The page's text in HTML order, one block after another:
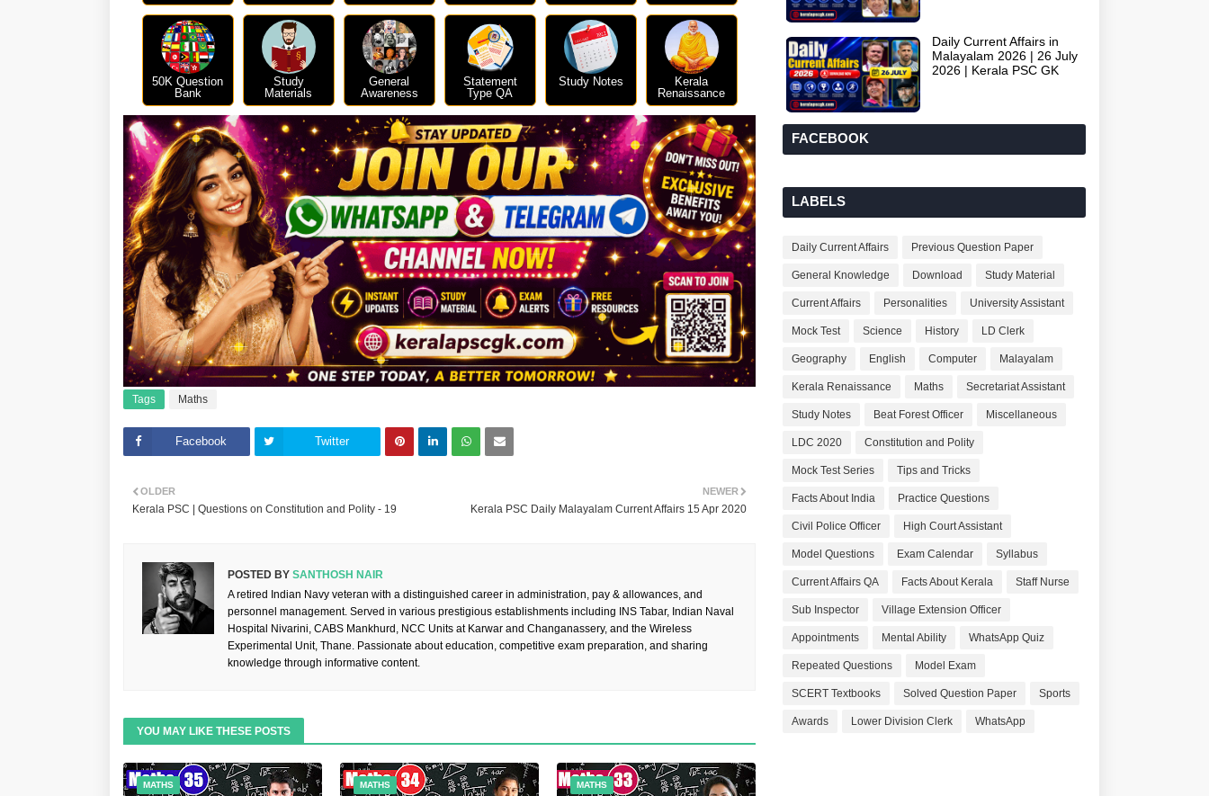
50K Question
Bank
Study
Materials
General
Awareness
Statement
Type QA
Study Notes
Kerala
Renaissance
Tags Maths
Facebook Twitter
NEWER
Kerala PSC Daily Malayalam Current Affairs 15 Apr 2020
OLDER
Kerala PSC | Questions on Constitution and Polity - 19
POSTED BY SANTHOSH NAIR
A retired Indian Navy veteran with a distinguished career in administration, pay & allowances, and
personnel management. Served in various prestigious establishments including INS Tabar, Indian Naval
Hospital Nivarini, CABS Mankhurd, NCC Units at Karwar and Changanassery, and the Wireless
Experimental Unit, Thane. Passionate about education, competitive exam preparation, and sharing
knowledge through informative content.
YOU MAY LIKE THESE POSTS
MATHS MATHS MATHS
Daily Current Affairs in
Malayalam 2026 | 26 July
2026 | Kerala PSC GK
FACEBOOK
LABELS
Daily Current Affairs Previous Question Paper
General Knowledge Download Study Material
Current Affairs Personalities University Assistant
Mock Test Science History LD Clerk
Geography English Computer Malayalam
Kerala Renaissance Maths Secretariat Assistant
Study Notes Beat Forest Officer Miscellaneous
LDC 2020 Constitution and Polity
Mock Test Series Tips and Tricks
Facts About India Practice Questions
Civil Police Officer High Court Assistant
Model Questions Exam Calendar Syllabus
Current Affairs QA Facts About Kerala Staff Nurse
Sub Inspector Village Extension Officer
Appointments Mental Ability WhatsApp Quiz
Repeated Questions Model Exam
SCERT Textbooks Solved Question Paper Sports
Awards Lower Division Clerk WhatsApp